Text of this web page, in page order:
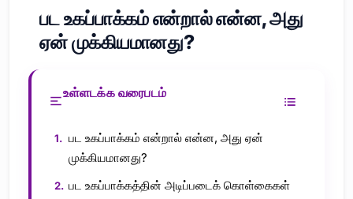
பட உகப்பாக்கம் என்றால் என்ன, அது
ஏன் முக்கியமானது?
உள்ளடக்க வரைபடம்
பட உகப்பாக்கம் என்றால் என்ன, அது ஏன்
முக்கியமானது?
பட உகப்பாக்கத்தின் அடிப்படைக் கொள்கைகள்